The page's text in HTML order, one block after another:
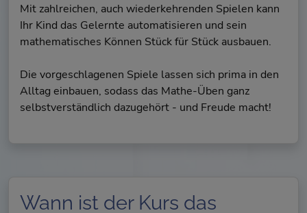
Mit zahlreichen, auch wiederkehrenden Spielen kann
Ihr Kind das Gelernte automatisieren und sein
mathematisches Können Stück für Stück ausbauen.
Die vorgeschlagenen Spiele lassen sich prima in den
Alltag einbauen, sodass das Mathe-Üben ganz
selbstverständlich dazugehört - und Freude macht!
Wann ist der Kurs das